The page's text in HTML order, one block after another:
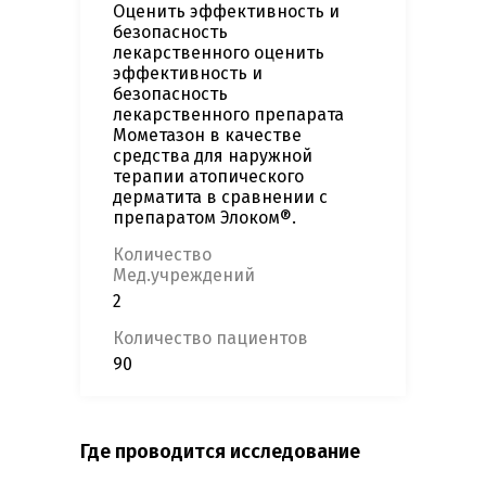
Оценить эффективность и
безопасность
лекарственного оценить
эффективность и
безопасность
лекарственного препарата
Мометазон в качестве
средства для наружной
терапии атопического
дерматита в сравнении с
препаратом Элоком®.
Количество
Мед.учреждений
2
Количество пациентов
90
Где проводится исследование